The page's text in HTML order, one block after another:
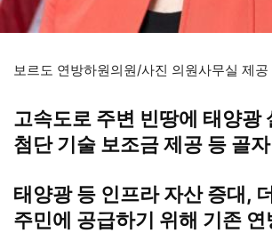
보르도 연방하원의원/사진 의원사무실 제공
고속도로 주변 빈땅에 태양광
첨단 기술 보조금 제공 등 골자
태양광 등 인프라 자산 증대,
주민에 공급하기 위해 기존